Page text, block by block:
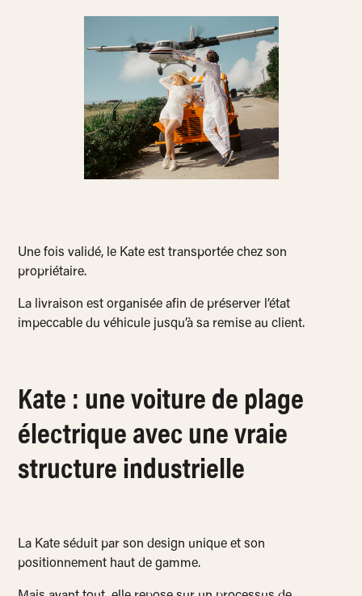
Une fois validé, le Kate est transportée chez son
propriétaire.
La livraison est organisée afin de préserver l’état
impeccable du véhicule jusqu’à sa remise au client.
Kate : une voiture de plage
électrique avec une vraie
structure industrielle
La Kate séduit par son design unique et son
positionnement haut de gamme.‍